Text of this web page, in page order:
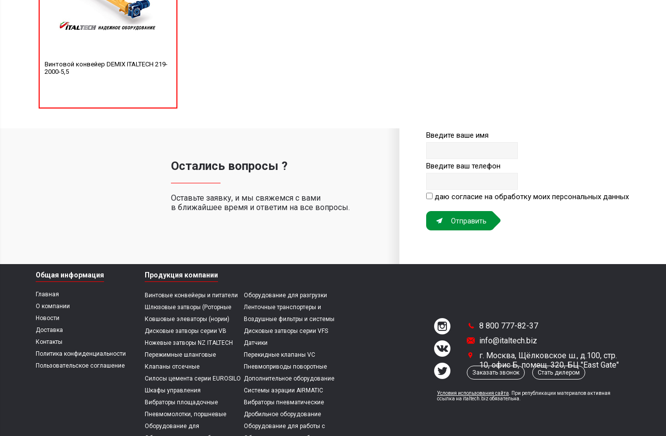
Винтовой конвейер DEMIX ITALTECH 219-
2000-5,5
Остались вопросы ?
Оставьте заявку, и мы свяжемся с вами
в ближайшее время и ответим на все вопросы.
Введите ваше имя
Введите ваш телефон
даю согласие на обработку моих персональных данных
Общая информация
Главная
О компании
Новости
Доставка
Контакты
Политика конфиденциальности
Пользовательское соглашение
Продукция компании
Винтовые конвейеры и питатели
DEMIX ITALTECH
Оборудование для разгрузки
вагонов без приямка
Шлюзовые затворы (Роторные
питатели) RP ITALTECH
Ленточные транспортеры и
питатели LK ITALTECH
Ковшовые элеваторы (нории)
серии EKL ITALTECH
Воздушные фильтры и системы
аспирации SILOJET ITALTECH
Дисковые затворы серии VB
ITALTECH
Дисковые затворы серии VFS
ITALTECH
Ножевые затворы NZ ITALTECH
Датчики
Пережимные шланговые
клапаны
Перекидные клапаны VC
ITALTECH
Клапаны отсечные
пневмоуправляемые серии VSP
Пневмоприводы поворотные
Силосы цемента серии EUROSILO
ITALTECH
Дополнительное оборудование
цементных силосов
Шкафы управления
Системы аэрации AIRMATIC
ITALTECH
Вибраторы площадочные
электромеханические
Вибраторы пневматические
Пневмомолотки, поршневые
вибраторы
Дробильное оборудование
(дробилки) серии DK ITALTECH
Оборудование для
Оборудование для работы с
8 800 777-82-37
info@italtech.biz
г. Москва, Щёлковское ш., д.100, стр.
10, офис Б, помещ. 320, БЦ "East Gate"
Заказать звонок Стать дилером
Условия использования сайта . При републикации материалов активная
ссылка на italtech.biz обязательна.